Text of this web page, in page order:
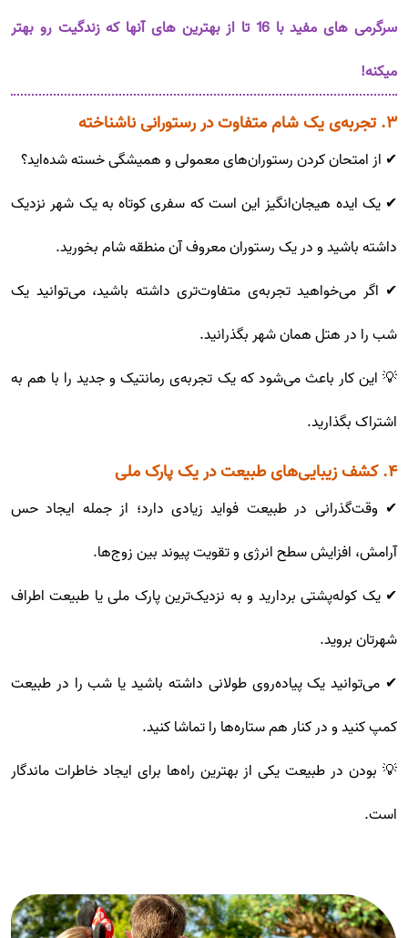
سرگرمی های مفید با 16 تا از بهترین های آنها که زندگیت رو بهتر
میکنه!
۳. تجربه‌ی یک شام متفاوت در رستورانی ناشناخته
✔ از امتحان کردن رستوران‌های معمولی و همیشگی خسته شده‌اید؟
✔ یک ایده هیجان‌انگیز این است که سفری کوتاه به یک شهر نزدیک
داشته باشید و در یک رستوران معروف آن منطقه شام بخورید.
✔ اگر می‌خواهید تجربه‌ی متفاوت‌تری داشته باشید، می‌توانید یک
شب را در هتل همان شهر بگذرانید.
💡 این کار باعث می‌شود که یک تجربه‌ی رمانتیک و جدید را با هم به
اشتراک بگذارید.
۴. کشف زیبایی‌های طبیعت در یک پارک ملی
✔ وقت‌گذرانی در طبیعت فواید زیادی دارد؛ از جمله ایجاد حس
آرامش، افزایش سطح انرژی و تقویت پیوند بین زوج‌ها.
✔ یک کوله‌پشتی بردارید و به نزدیک‌ترین پارک ملی یا طبیعت اطراف
شهرتان بروید.
✔ می‌توانید یک پیاده‌روی طولانی داشته باشید یا شب را در طبیعت
کمپ کنید و در کنار هم ستاره‌ها را تماشا کنید.
💡 بودن در طبیعت یکی از بهترین راه‌ها برای ایجاد خاطرات ماندگار
است.